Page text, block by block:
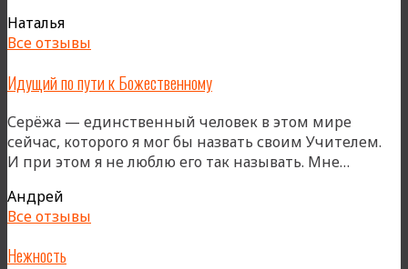
движение»
Наталья
Все отзывы
Идущий по пути к Божественному
Серёжа — единственный человек в этом мире
сейчас, которого я мог бы назвать своим Учителем.
И при этом я не люблю его так называть. Мне…
Андрей
Все отзывы
Нежность